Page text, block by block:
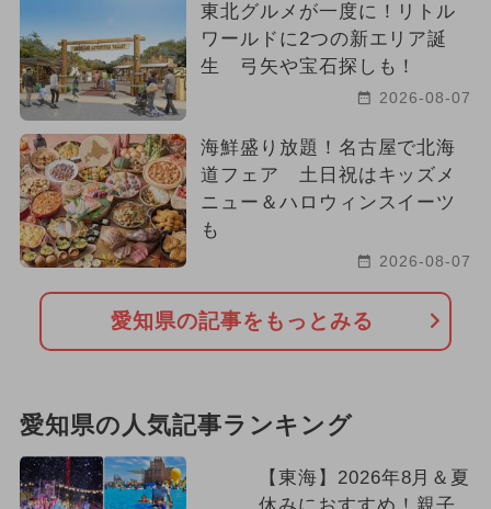
東北グルメが一度に！リトル
ワールドに2つの新エリア誕
生 弓矢や宝石探しも！
2026-08-07
海鮮盛り放題！名古屋で北海
道フェア 土日祝はキッズメ
ニュー＆ハロウィンスイーツ
も
2026-08-07
愛知県の記事をもっとみる
愛知県の人気記事ランキング
【東海】2026年8月＆夏